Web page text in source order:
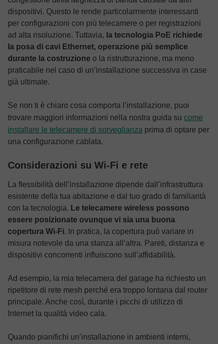
dispositivi. Questo le rende particolarmente interessanti
per configurazioni con più telecamere o per registrazioni
ad alta risoluzione. Tuttavia, la tecnologia PoE richiede
la posa di cavi Ethernet, operazione più semplice
durante la costruzione o la ristrutturazione, ma meno
praticabile nel caso di un’installazione successiva in case
già ultimate.
Se non ti è chiaro cosa comporta l’installazione, puoi
trovare maggiori informazioni nella nostra guida su come
installare le telecamere di sorveglianza prima di optare per
una configurazione cablata.
Considerazioni su Wi-Fi e rete
La flessibilità dell’installazione dipende dall’infrastruttura
esistente della tua abitazione e dal tuo grado di familiarità
con la tecnologia. Le telecamere wireless possono
essere posizionate ovunque vi sia una buona
copertura Wi-Fi. In pratica, la copertura può variare in
misura notevole da una stanza all’altra. Pareti, distanza e
dispositivi concorrenti influiscono sull’affidabilità.
Ad esempio, la mia telecamera del garage ha richiesto un
ripetitore di rete mesh perché era troppo lontana dal router
principale. Anche così, durante i picchi di utilizzo di
Internet la qualità video cala.
Quando pianifichi un’installazione in ambienti interni,